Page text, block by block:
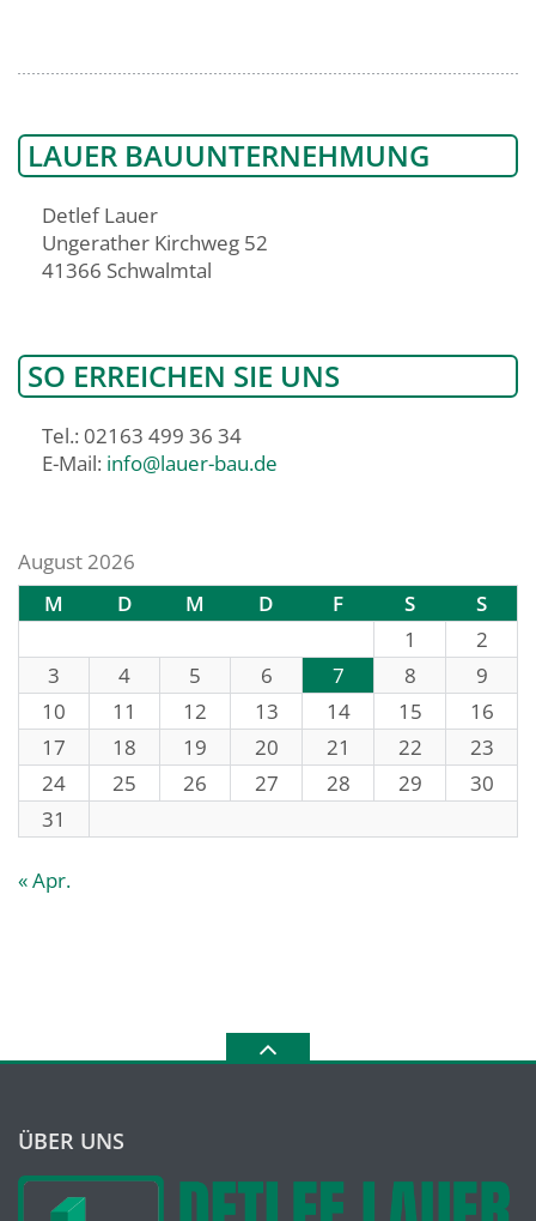
LAUER BAUUNTERNEHMUNG
Detlef Lauer
Ungerather Kirchweg 52
41366 Schwalmtal
SO ERREICHEN SIE UNS
Tel.: 02163 499 36 34
E-Mail: info@lauer-bau.de
August 2026
M
D M D F S
S
1
2
3
4 5 6 7 8
9
10
11 12 13 14 15
16
17
18 19 20 21 22
23
24
25 26 27 28 29
30
31
« Apr.
ÜBER UNS